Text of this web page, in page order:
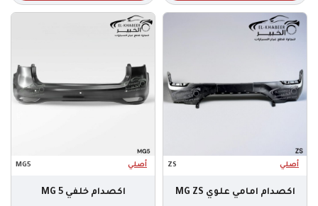
أصلي ZS
اكصدام امامي علوي MG ZS
أصلي MG5
اكصدام خلفي MG 5